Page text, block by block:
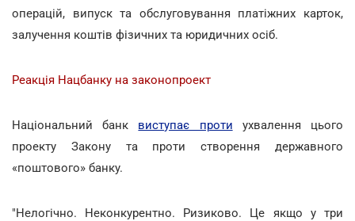
операцій, випуск та обслуговування платіжних карток,
залучення коштів фізичних та юридичних осіб.
Реакція Нацбанку на законопроект
Національний банк виступає проти ухвалення цього
проекту Закону та проти створення державного
«поштового» банку.
"Нелогічно. Неконкурентно. Ризиково. Це якщо у три